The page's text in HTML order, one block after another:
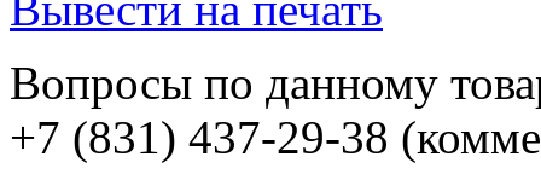
Вопросы по данному
+7 (831) 437-29-38